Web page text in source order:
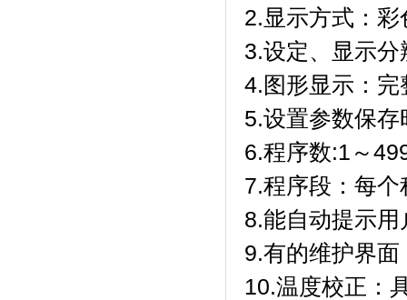
2.显示方式：
3.设定、显示
4.图形显示：
5.设置参数保
6.程序数:1～
7.程序段：每
8.能自动提示
9.有的维护界
10.温度校正：